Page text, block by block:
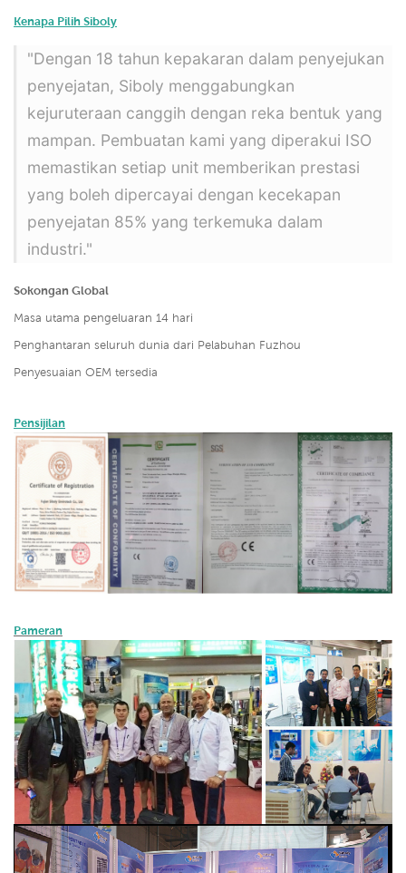
Kenapa Pilih Siboly
"Dengan 18 tahun kepakaran dalam penyejukan
penyejatan, Siboly menggabungkan
kejuruteraan canggih dengan reka bentuk yang
mampan. Pembuatan kami yang diperakui ISO
memastikan setiap unit memberikan prestasi
yang boleh dipercayai dengan kecekapan
penyejatan 85% yang terkemuka dalam
industri."
Sokongan Global
Masa utama pengeluaran 14 hari
Penghantaran seluruh dunia dari Pelabuhan Fuzhou
Penyesuaian OEM tersedia
Pensijilan
Pameran